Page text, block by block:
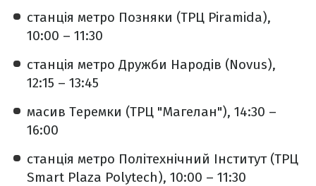
станція метро Позняки (ТРЦ Piramida),
10:00 – 11:30
станція метро Дружби Народів (Novus),
12:15 – 13:45
масив Теремки (ТРЦ "Магелан"), 14:30 –
16:00
станція метро Політехнічний Інститут (ТРЦ
Smart Plaza Polytech), 10:00 – 11:30